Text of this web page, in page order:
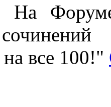
На
все 100!"